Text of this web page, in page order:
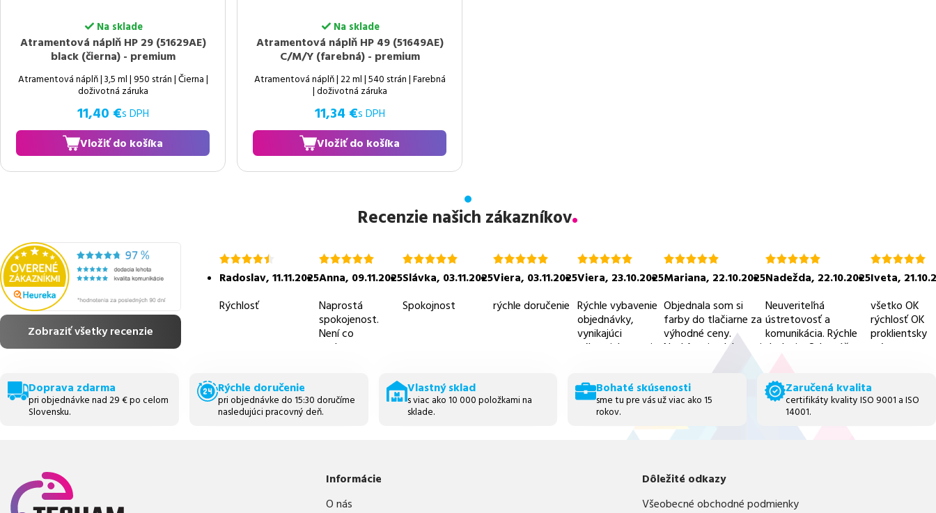
Na sklade
Atramentová náplň HP 29 (51629AE)
black (čierna) - premium
Atramentová náplň | 3,5 ml | 950 strán | Čierna |
doživotná záruka
11,40 €s DPH
Vložiť do košíka
Na sklade
Atramentová náplň HP 49 (51649AE)
C/M/Y (farebná) - premium
Atramentová náplň | 22 ml | 540 strán | Farebná
| doživotná záruka
11,34 €s DPH
Vložiť do košíka
Recenzie našich zákazníkov
Zobraziť všetky recenzie
hodnotenie
4.5
5
Radoslav, 11.11.2025
Rýchlosť
hodnotenie
5.0
5
Anna, 09.11.2025
Naprostá
spokojenost.
Není co
vytknout.
hodnotenie
5.0
5
Slávka, 03.11.2025
Spokojnost
hodnotenie
5.0
5
Viera, 03.11.2025
rýchle doručenie
hodnotenie
5.0
5
Viera, 23.10.2025
Rýchle vybavenie
objednávky,
vynikajúci
zákaznicky servis,
hodnotenie
5.0
5
Mariana, 22.10.2025
Objednala som si
farby do tlačiarne za
výhodné ceny.
Neskôr mi volala pani
z obchodu a
informovala ma ešte
o ďalších vyhodach -
ako napr. ušetriť na
Myslím si,že im
naozaj chvályhodné.
hodnotenie
5.0
5
Nadežda, 22.10.2025
Neuveriteľná
ústretovosť a
komunikácia. Rýchle
dodanie. Odporúčam
hodnotenie
5.0
5
Iveta,
všetko OK
rýchlosť OK
proklientsky
prístup
Doprava zdarma
pri objednávke nad 29 € po celom
Slovensku.
Rýchle doručenie
pri objednávke do 15:30 doručíme
nasledujúci pracovný deň.
Vlastný sklad
s viac ako 10 000 položkami na
sklade.
Bohaté skúsenosti
sme tu pre vás už viac ako 15
rokov.
Zaručená kvalita
certifikáty kvality ISO 9001 a ISO
14001.
Informácie
O nás
Dôležité odkazy
Všeobecné obchodné podmienky